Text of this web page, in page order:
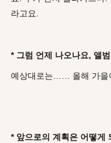
라고요.
* 그럼 언제 나오나요, 앨
예상대로는…… 올해 가을
* 앞으로의 계획은 어떻게